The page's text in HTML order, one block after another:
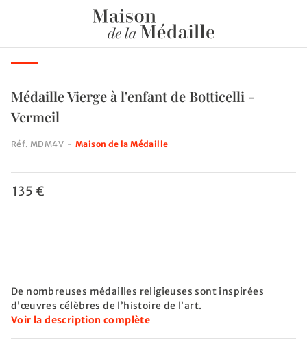
Médaille Vierge à l'enfant de Botticelli -
Vermeil
Réf. MDM4V -Maison de la Médaille
135 €
De nombreuses médailles religieuses sont inspirées
d’œuvres célèbres de l’histoire de l’art.
Voir la description complète